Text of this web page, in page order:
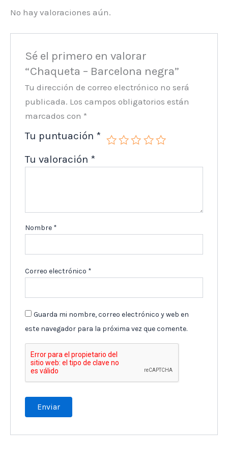
No hay valoraciones aún.
Sé el primero en valorar
“Chaqueta – Barcelona negra”
Tu dirección de correo electrónico no será
publicada. Los campos obligatorios están
marcados con *
Tu puntuación *
Tu valoración *
Nombre *
Correo electrónico *
Guarda mi nombre, correo electrónico y web en
este navegador para la próxima vez que comente.